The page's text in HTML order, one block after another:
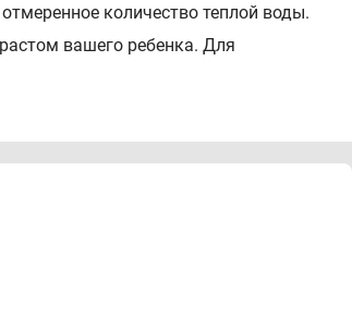
количество теплой воды.
вашего ребенка. Для
с порошком следует плотно